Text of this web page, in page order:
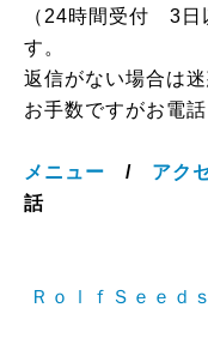
（24時間受付 3日
す。
返信がない場合は
お手数ですがお電話
メニュー / アク
話
ＲｏｌｆＳｅｅｄ